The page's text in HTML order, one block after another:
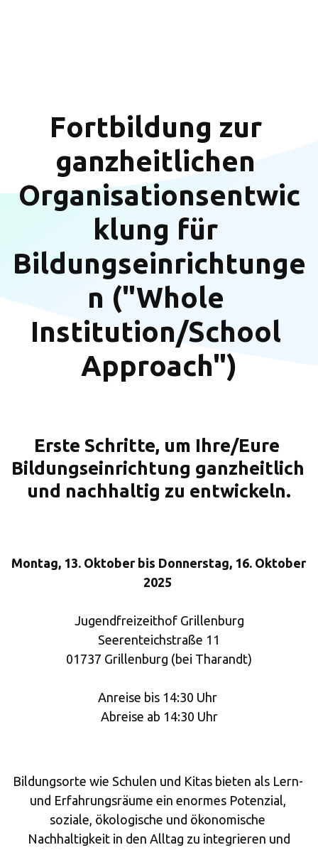
Fortbildung zur
ganzheitlichen
Organisationsentwic
klung für
Bildungseinrichtunge
n ("Whole
Institution/School
Approach")
Erste Schritte, um Ihre/Eure
Bildungseinrichtung ganzheitlich
und nachhaltig zu entwickeln.
Montag, 13. Oktober bis Donnerstag, 16. Oktober
2025
Jugendfreizeithof Grillenburg
Seerenteichstraße 11
01737 Grillenburg (bei Tharandt)
Anreise bis 14:30 Uhr
Abreise ab 14:30 Uhr
Bildungsorte wie Schulen und Kitas bieten als Lern-
und Erfahrungsräume ein enormes Potenzial,
soziale, ökologische und ökonomische
Nachhaltigkeit in den Alltag zu integrieren und